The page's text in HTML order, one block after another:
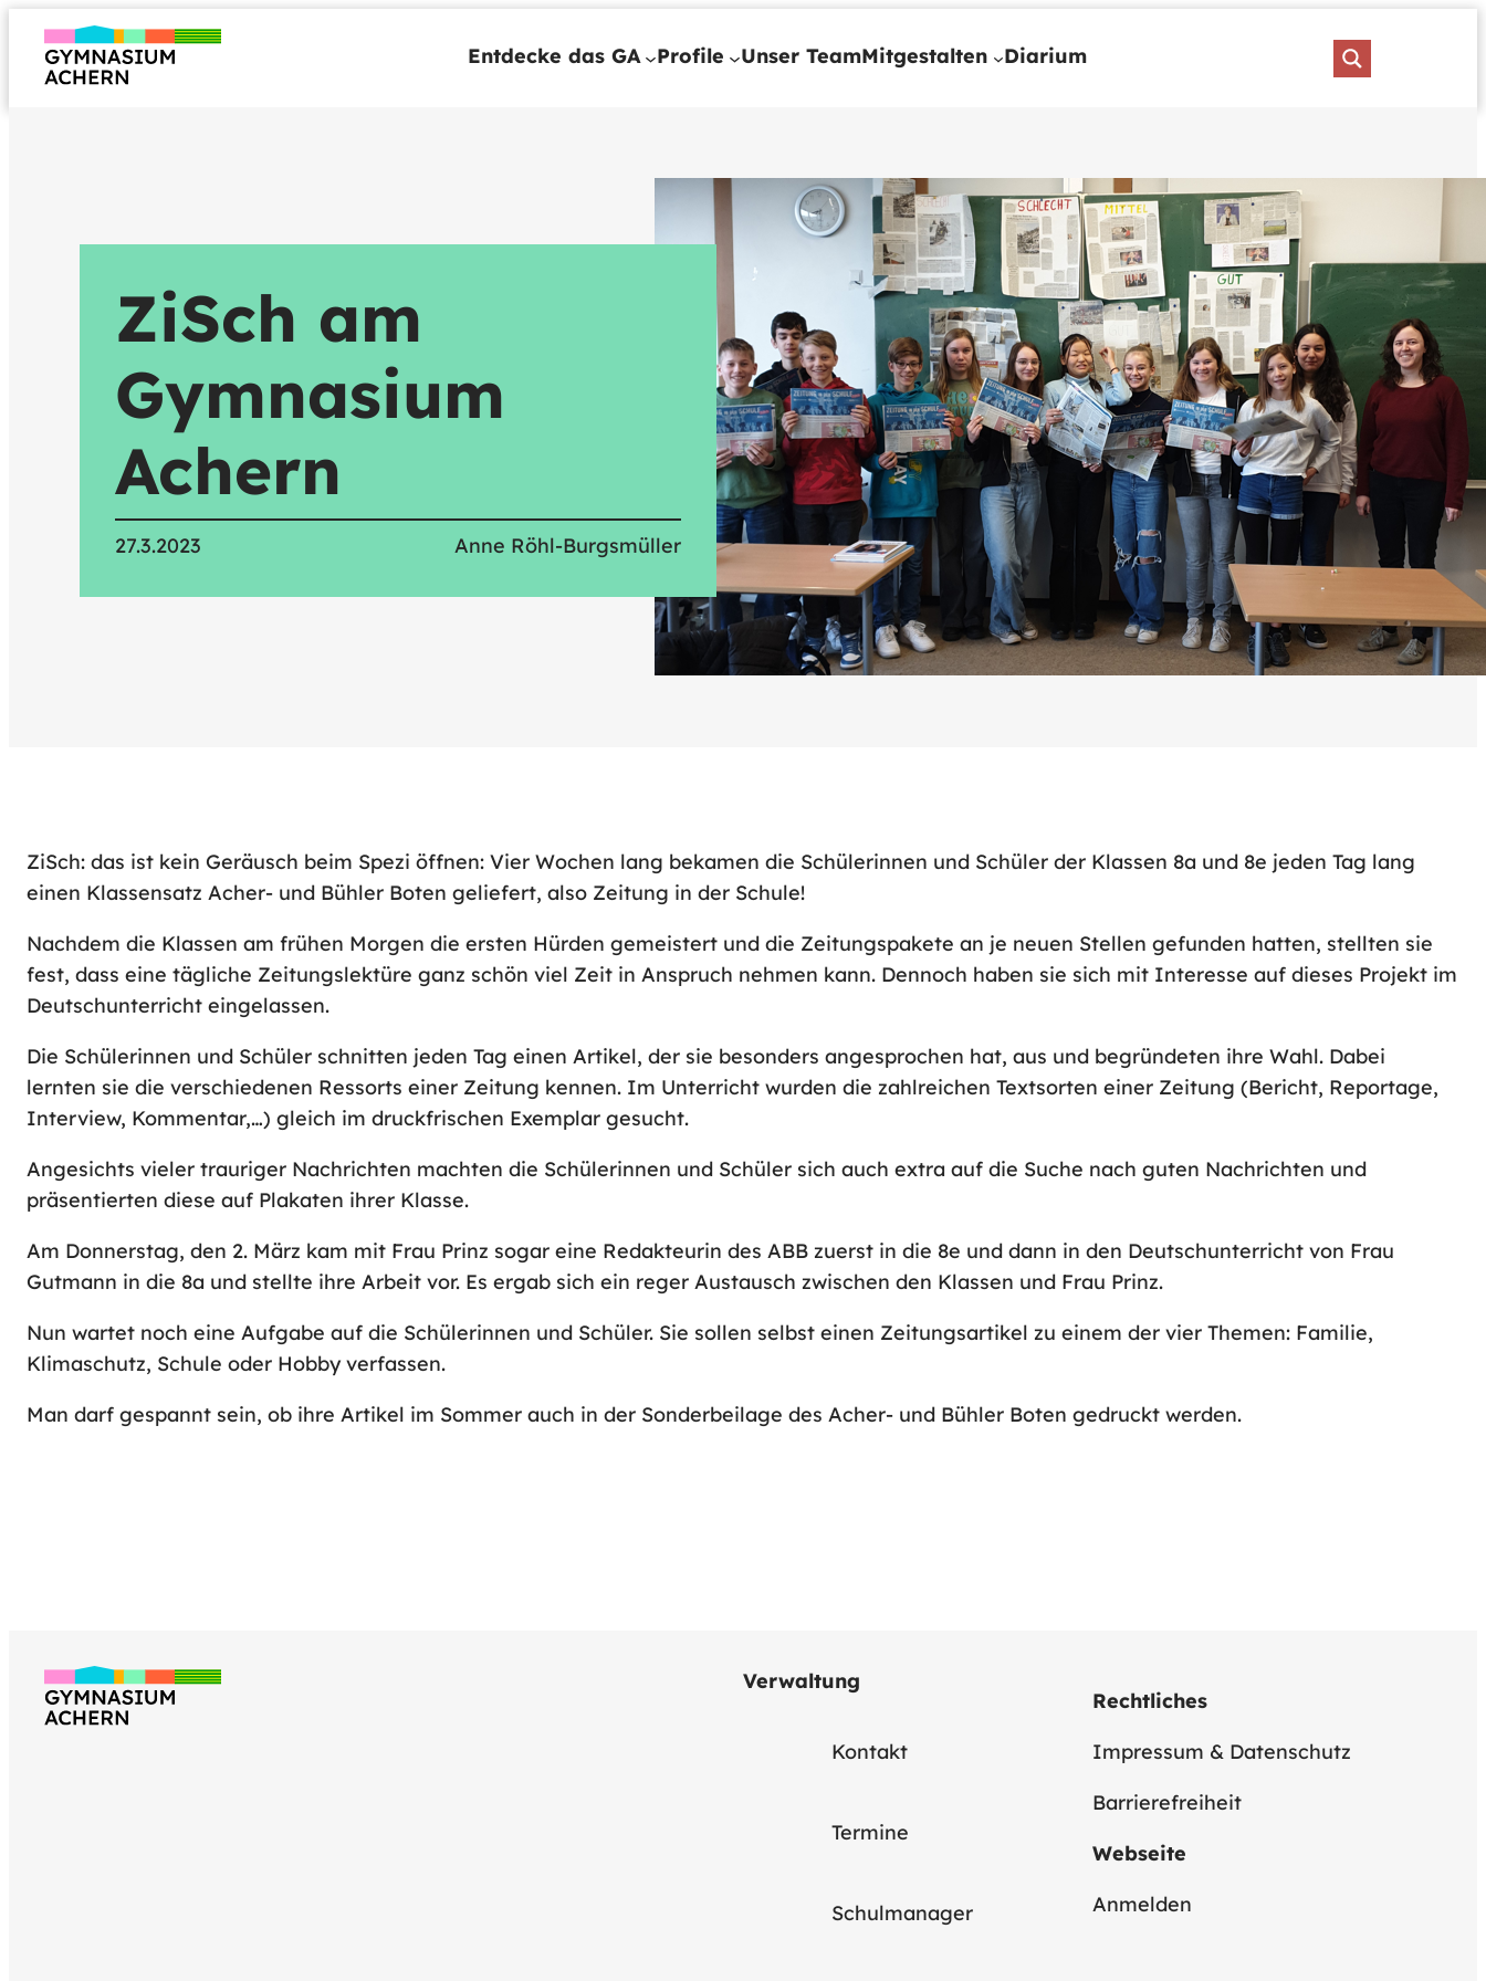
Zum
Inhalt
springen
Entdecke das GA Profile Unser TeamMitgestalten Diarium
ZiSch am
Gymnasium
Achern
27.3.2023 Anne Röhl-Burgsmüller
ZiSch: das ist kein Geräusch beim Spezi öffnen: Vier Wochen lang bekamen die Schülerinnen und Schüler der Klassen 8a und 8e jeden Tag lang
einen Klassensatz Acher- und Bühler Boten geliefert, also Zeitung in der Schule!
Nachdem die Klassen am frühen Morgen die ersten Hürden gemeistert und die Zeitungspakete an je neuen Stellen gefunden hatten, stellten sie
fest, dass eine tägliche Zeitungslektüre ganz schön viel Zeit in Anspruch nehmen kann. Dennoch haben sie sich mit Interesse auf dieses Projekt im
Deutschunterricht eingelassen.
Die Schülerinnen und Schüler schnitten jeden Tag einen Artikel, der sie besonders angesprochen hat, aus und begründeten ihre Wahl. Dabei
lernten sie die verschiedenen Ressorts einer Zeitung kennen. Im Unterricht wurden die zahlreichen Textsorten einer Zeitung (Bericht, Reportage,
Interview, Kommentar,…) gleich im druckfrischen Exemplar gesucht.
Angesichts vieler trauriger Nachrichten machten die Schülerinnen und Schüler sich auch extra auf die Suche nach guten Nachrichten und
präsentierten diese auf Plakaten ihrer Klasse.
Am Donnerstag, den 2. März kam mit Frau Prinz sogar eine Redakteurin des ABB zuerst in die 8e und dann in den Deutschunterricht von Frau
Gutmann in die 8a und stellte ihre Arbeit vor. Es ergab sich ein reger Austausch zwischen den Klassen und Frau Prinz.
Nun wartet noch eine Aufgabe auf die Schülerinnen und Schüler. Sie sollen selbst einen Zeitungsartikel zu einem der vier Themen: Familie,
Klimaschutz, Schule oder Hobby verfassen.
Man darf gespannt sein, ob ihre Artikel im Sommer auch in der Sonderbeilage des Acher- und Bühler Boten gedruckt werden.
Verwaltung
Kontakt
Termine
Schulmanager
Rechtliches
Impressum & Datenschutz
Barrierefreiheit
Webseite
Anmelden